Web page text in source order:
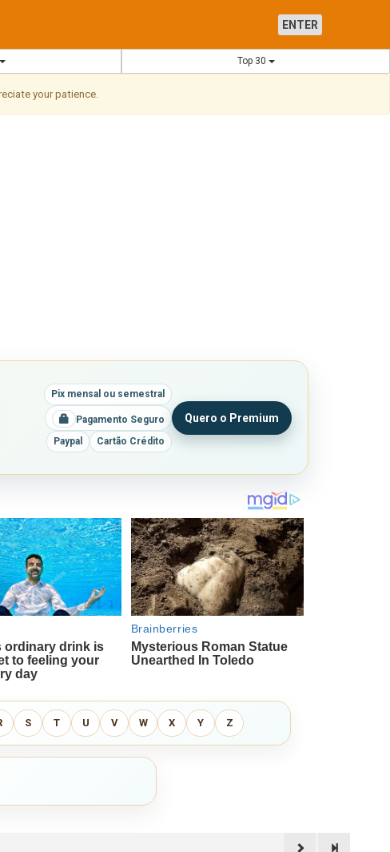
ENTER
Top 30
your patience.
Pix mensal ou semestral
Pagamento Seguro
Paypal
Cartão Crédito
Quero o Premium
S T U V W X Y Z